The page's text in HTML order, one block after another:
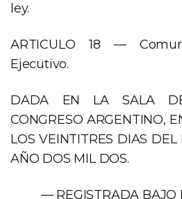
ley.
ARTICULO 18 —
Ejecutivo.
DADA EN LA SALA
CONGRESO ARGENTINO,
LOS VEINTITRES DIAS
AÑO DOS MIL DOS.
— REGISTRADA BAJO